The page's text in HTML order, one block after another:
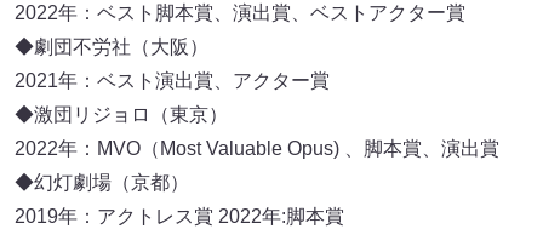
2022年：ベスト脚本賞、演出賞、ベストアクター賞
◆劇団不労社（大阪）
2021年：ベスト演出賞、アクター賞
◆激団リジョロ（東京）
2022年：MVO（Most Valuable Opus) 、脚本賞、演出賞
◆幻灯劇場（京都）
2019年：アクトレス賞 2022年:脚本賞